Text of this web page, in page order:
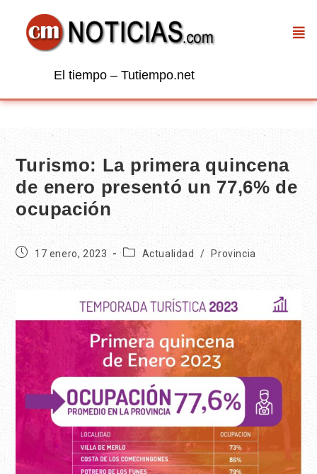
El tiempo – Tutiempo.net
Turismo: La primera quincena
de enero presentó un 77,6% de
ocupación
17 enero, 2023 Actualidad / Provincia